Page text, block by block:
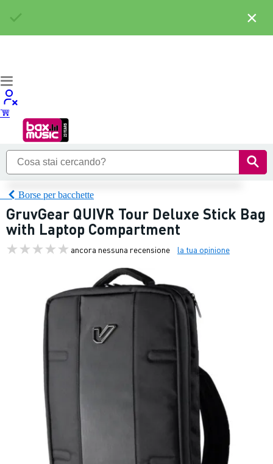
Borse per bacchette
GruvGear QUIVR Tour Deluxe Stick Bag
with Laptop Compartment
ancora nessuna recensione la tua opinione
×